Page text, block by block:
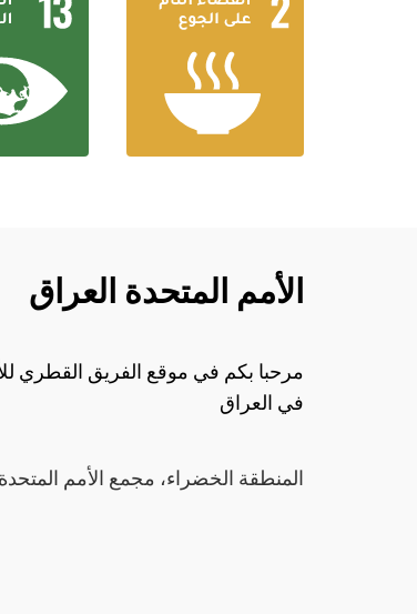
الأمم المتحدة العراق
مرحبا بكم في موقع الفريق القطري
في العراق
المنطقة الخضراء، مجمع الأمم